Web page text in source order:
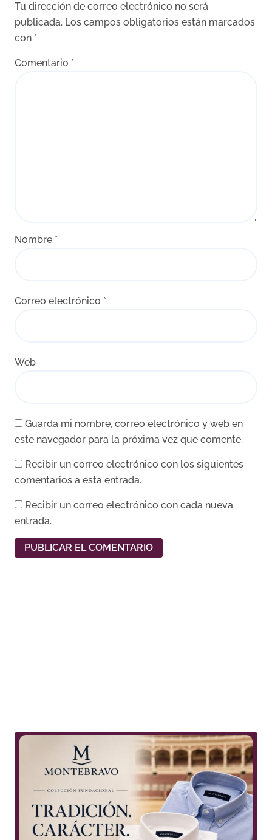
Tu dirección de correo electrónico no será
publicada. Los campos obligatorios están marcados
con *
Comentario *
Nombre *
Correo electrónico *
Web
Guarda mi nombre, correo electrónico y web en
este navegador para la próxima vez que comente.
Recibir un correo electrónico con los siguientes
comentarios a esta entrada.
Recibir un correo electrónico con cada nueva
entrada.